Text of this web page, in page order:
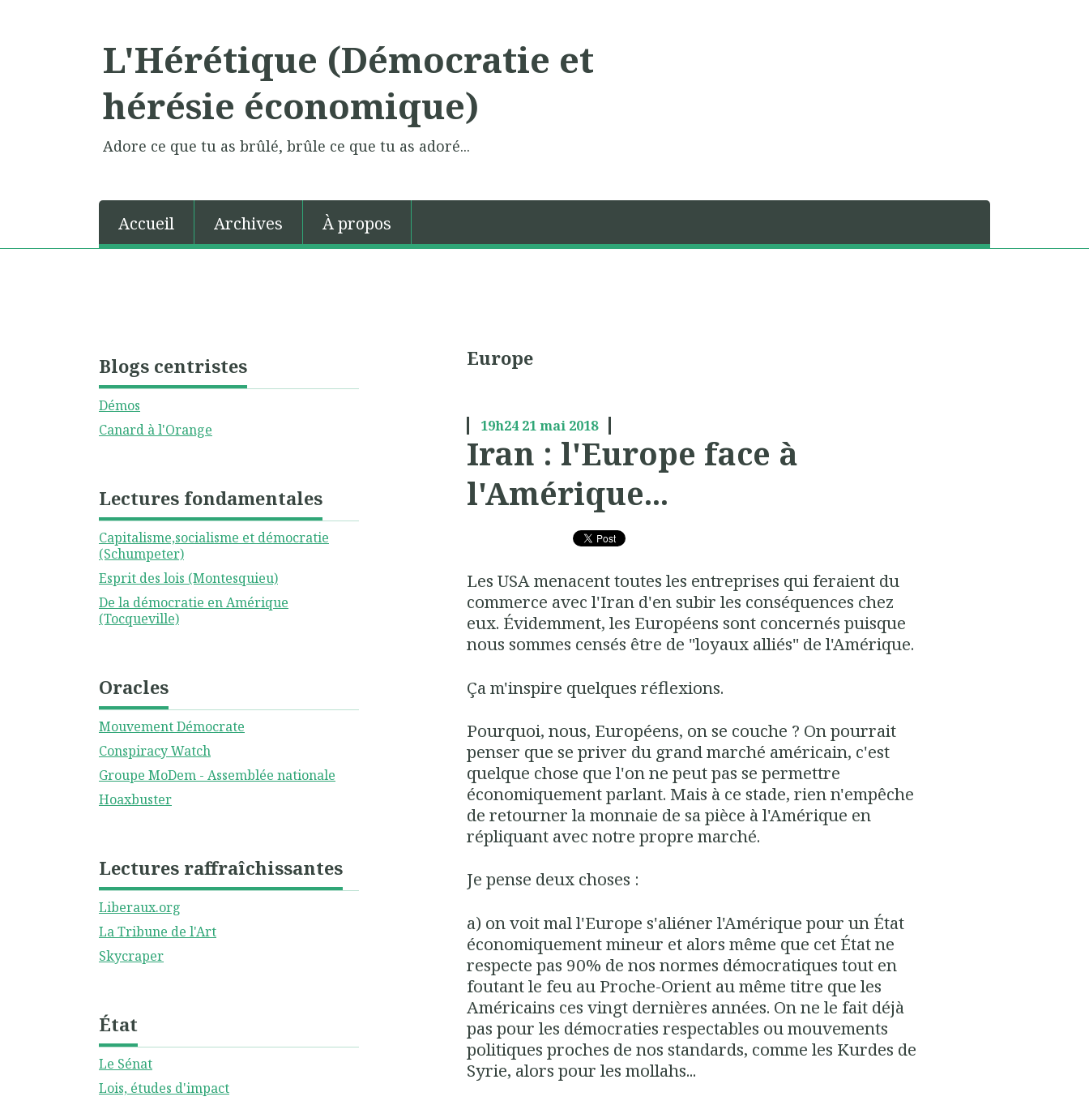
L'Hérétique (Démocratie et
hérésie économique)
Adore ce que tu as brûlé, brûle ce que tu as adoré...
Accueil Archives À propos
Blogs centristes
Démos
Canard à l'Orange
Lectures fondamentales
Capitalisme,socialisme et démocratie
(Schumpeter)
Esprit des lois (Montesquieu)
De la démocratie en Amérique
(Tocqueville)
Oracles
Mouvement Démocrate
Conspiracy Watch
Groupe MoDem - Assemblée nationale
Hoaxbuster
Lectures raffraîchissantes
Liberaux.org
La Tribune de l'Art
Skycraper
État
Le Sénat
Lois, études d'impact
Europe
19h24 21mai 2018
Iran : l'Europe face à
l'Amérique...
Les USA menacent toutes les entreprises qui feraient du
commerce avec l'Iran d'en subir les conséquences chez
eux. Évidemment, les Européens sont concernés puisque
nous sommes censés être de "loyaux alliés" de l'Amérique.
Ça m'inspire quelques réflexions.
Pourquoi, nous, Européens, on se couche ? On pourrait
penser que se priver du grand marché américain, c'est
quelque chose que l'on ne peut pas se permettre
économiquement parlant. Mais à ce stade, rien n'empêche
de retourner la monnaie de sa pièce à l'Amérique en
répliquant avec notre propre marché.
Je pense deux choses :
a) on voit mal l'Europe s'aliéner l'Amérique pour un État
économiquement mineur et alors même que cet État ne
respecte pas 90% de nos normes démocratiques tout en
foutant le feu au Proche-Orient au même titre que les
Américains ces vingt dernières années. On ne le fait déjà
pas pour les démocraties respectables ou mouvements
politiques proches de nos standards, comme les Kurdes de
Syrie, alors pour les mollahs...